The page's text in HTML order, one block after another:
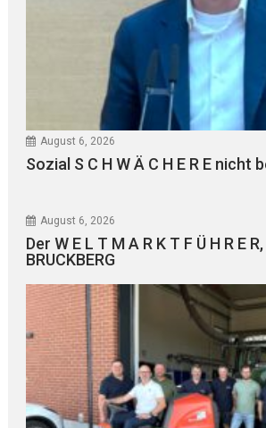
August 6, 2026
Sozial S C H W Ä C H E R E nicht
August 6, 2026
Der W E L T M A R K T F Ü H R E
BRUCKBERG